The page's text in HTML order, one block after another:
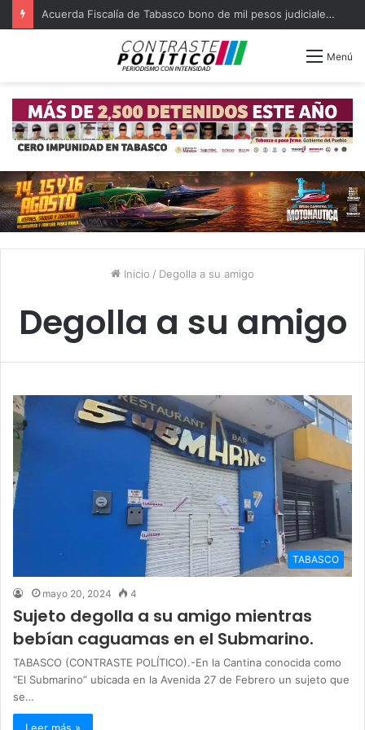
Acuerda Fiscalía de Tabasco bono de mil pesos judiciales quejosos
Menú
Inicio / Degolla a su amigo
Degolla a su amigo
TABASCO
mayo 20, 2024 4
Sujeto degolla a su amigo mientras
bebían caguamas en el Submarino.
TABASCO (CONTRASTE POLÍTICO).-En la Cantina conocida como
“El Submarino” ubicada en la Avenida 27 de Febrero un sujeto que
se…